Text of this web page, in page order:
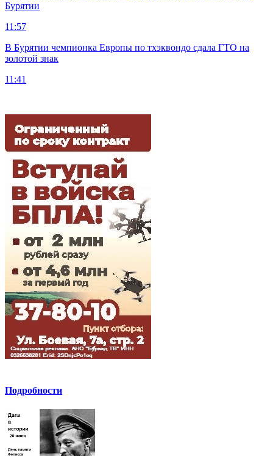
Бурятии
11:57
В Бурятии чемпионка Европы по тхэквондо сдала ГТО на
золотой знак
11:41
Подробности